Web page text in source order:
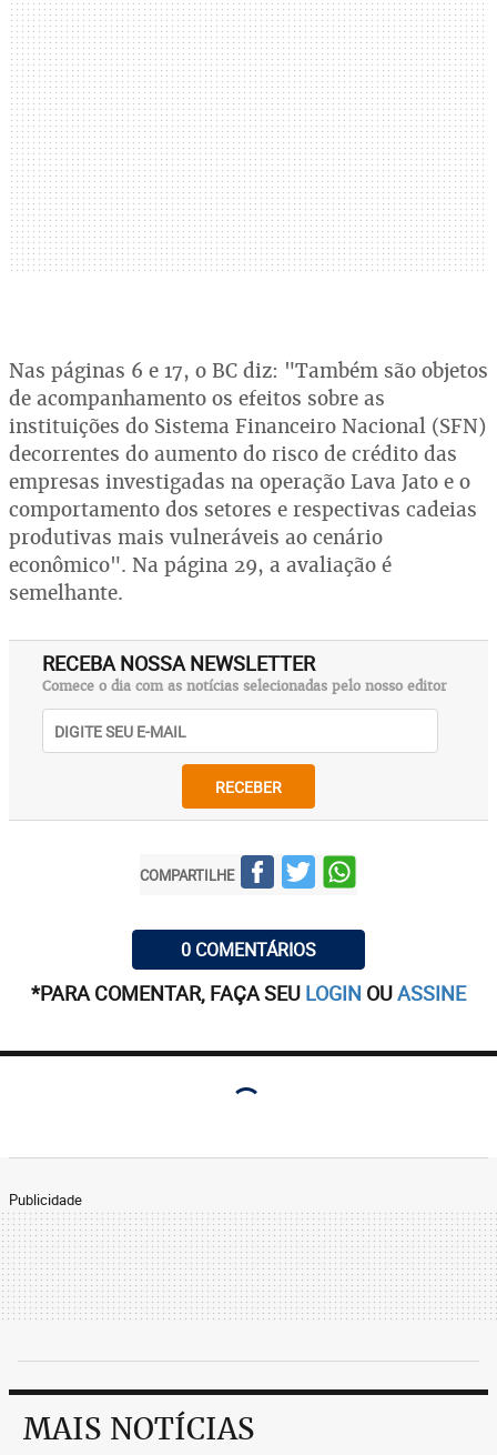
Nas páginas 6 e 17, o BC diz: "Também são objetos
de acompanhamento os efeitos sobre as
instituições do Sistema Financeiro Nacional (SFN)
decorrentes do aumento do risco de crédito das
empresas investigadas na operação Lava Jato e o
comportamento dos setores e respectivas cadeias
produtivas mais vulneráveis ao cenário
econômico". Na página 29, a avaliação é
semelhante.
RECEBA NOSSA NEWSLETTER
Comece o dia com as notícias selecionadas pelo nosso editor
RECEBER
COMPARTILHE
0 COMENTÁRIOS
*PARA COMENTAR, FAÇA SEU LOGIN OUASSINE
Publicidade
MAIS NOTÍCIAS